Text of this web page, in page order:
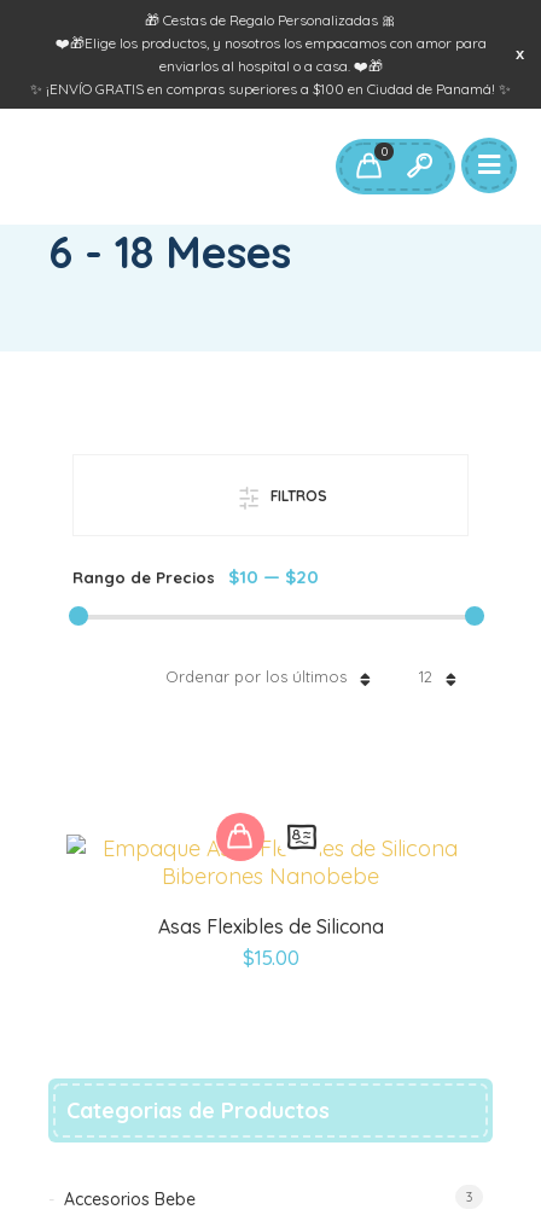
🎁 Cestas de Regalo Personalizadas 🎀
❤️🎁Elige los productos, y nosotros los empacamos con amor para
enviarlos al hospital o a casa. ❤️🎁
✨ ¡ENVÍO GRATIS en compras superiores a $100 en Ciudad de Panamá! ✨
0
6 - 18 MESES
6 - 18 Meses
FILTROS
Rango de Precios $10 — $20
12
Ordenar por los últimos
Asas Flexibles de Silicona
$15.00
Este
producto
tiene
variantes.
Las
elegir
en
la
Categorias de Productos
Accesorios Bebe 3